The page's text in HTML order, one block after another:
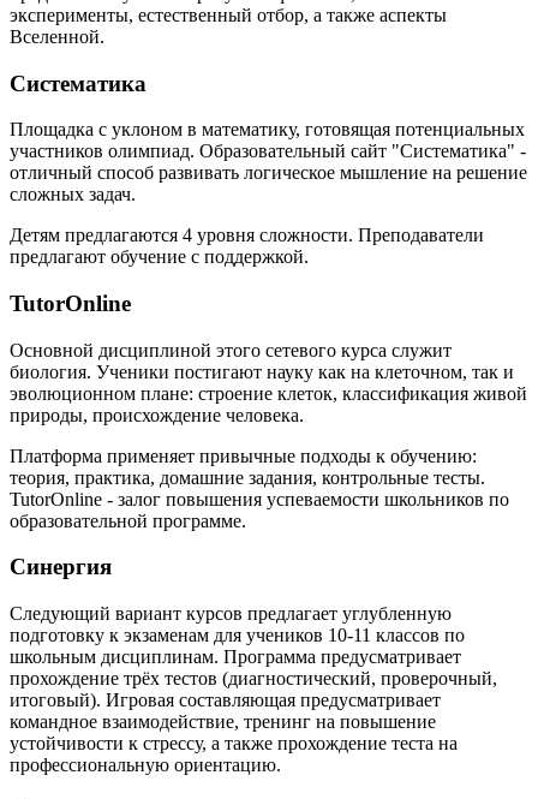
эксперименты, естественный отбор, а также аспекты
Вселенной.
Систематика
Площадка с уклоном в математику, готовящая потенциальных
участников олимпиад. Образовательный сайт "Систематика" -
отличный способ развивать логическое мышление на решение
сложных задач.
Детям предлагаются 4 уровня сложности. Преподаватели
предлагают обучение с поддержкой.
TutorOnline
Основной дисциплиной этого сетевого курса служит
биология. Ученики постигают науку как на клеточном, так и
эволюционном плане: строение клеток, классификация живой
природы, происхождение человека.
Платформа применяет привычные подходы к обучению:
теория, практика, домашние задания, контрольные тесты.
TutorOnline - залог повышения успеваемости школьников по
образовательной программе.
Синергия
Следующий вариант курсов предлагает углубленную
подготовку к экзаменам для учеников 10-11 классов по
школьным дисциплинам. Программа предусматривает
прохождение трёх тестов (диагностический, проверочный,
итоговый). Игровая составляющая предусматривает
командное взаимодействие, тренинг на повышение
устойчивости к стрессу, а также прохождение теста на
профессиональную ориентацию.